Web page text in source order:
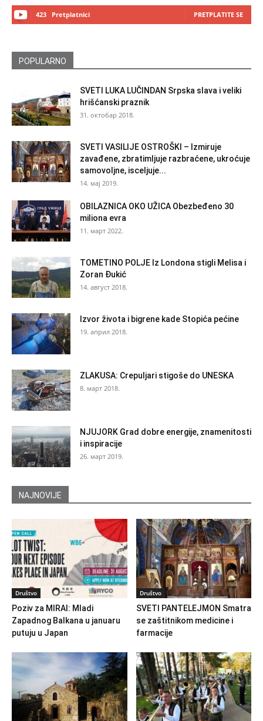
423 Pretplatnici PRETPLATITE SE
POPULARNO
SVETI LUKA LUČINDAN Srpska slava i veliki
hrišćanski praznik
31. октобар 2018.
SVETI VASILIJE OSTROŠKI – Izmiruje
zavađene, zbratimljuje razbraćene, ukroćuje
samovoljne, isceljuje...
14. мај 2019.
OBILAZNICA OKO UŽICA Obezbeđeno 30
miliona evra
11. март 2022.
TOMETINO POLJE Iz Londona stigli Melisa i
Zoran Đukić
14. август 2018.
Izvor života i bigrene kade Stopića pećine
19. април 2018.
ZLAKUSA: Crepuljari stigoše do UNESKA
8. март 2018.
NJUJORK Grad dobre energije, znamenitosti
i inspiracije
26. март 2019.
NAJNOVIJE
Društvo
Poziv za MIRAI: Mladi
Zapadnog Balkana u januaru
putuju u Japan
Društvo
SVETI PANTELEJMON Smatra
se zaštitnikom medicine i
farmacije